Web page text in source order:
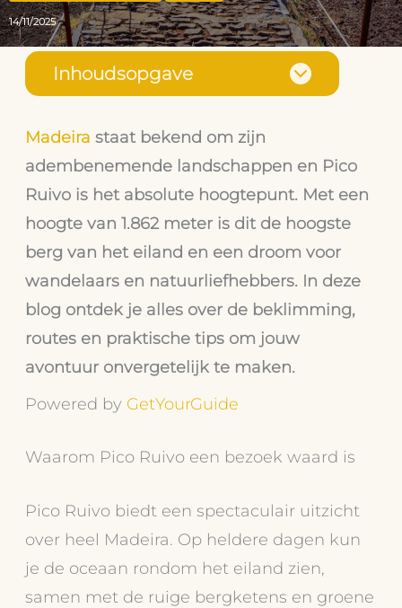
14/11/2025
Inhoudsopgave
Madeira staat bekend om zijn
adembenemende landschappen en Pico
Ruivo is het absolute hoogtepunt. Met een
hoogte van 1.862 meter is dit de hoogste
berg van het eiland en een droom voor
wandelaars en natuurliefhebbers. In deze
blog ontdek je alles over de beklimming,
routes en praktische tips om jouw
avontuur onvergetelijk te maken.
Powered by GetYourGuide
Waarom Pico Ruivo een bezoek waard is
Pico Ruivo biedt een spectaculair uitzicht
over heel Madeira. Op heldere dagen kun
je de oceaan rondom het eiland zien,
samen met de ruige bergketens en groene